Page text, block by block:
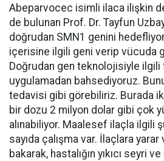
Abeparvocec isimli ilaca ilişkin
de bulunan Prof. Dr. Tayfun
doğrudan SMN1 genini
içerisine ilgili geni verip vücuda
Doğrudan gen teknolojisiyle
uygulamadan bahsediyoruz.
tedavisi gibi görebiliriz. Burada
bir dozu 2 milyon dolar gibi çok
alınabiliyor. Maalesef ilaçla ilgili
sayıda çalışma var. İlaçlara yarar
bakarak, hastalığın yıkıcı seyri